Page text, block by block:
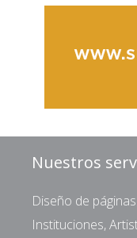
Nuestros
Diseño de
Instituciones,